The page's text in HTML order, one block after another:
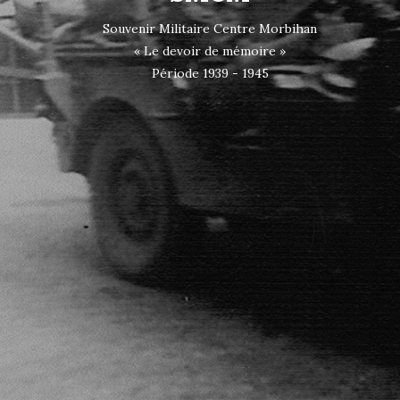
Souvenir Militaire Centre Morbihan
« Le devoir de mémoire »
Période 1939 - 1945